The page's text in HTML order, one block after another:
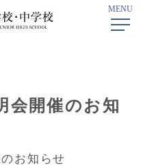
MENU
年度入試説明会開催のお知らせ
会開催のお知
お知らせ